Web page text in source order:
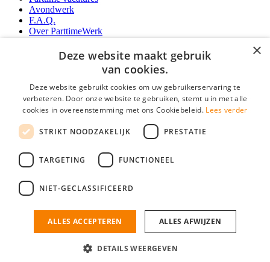
Avondwerk
F.A.Q.
Over ParttimeWerk
YoungCapital Android App
Parttime personeel
Vacature aanmelden
Partners
Social
ParttimeWerk.nl is onderdeel van YoungCapital • © 2026 • KvK nr: 34199416 •
×
Deze website maakt gebruik
van cookies.
Deze website gebruikt cookies om uw gebruikerservaring te
verbeteren. Door onze website te gebruiken, stemt u in met alle
cookies in overeenstemming met ons Cookiebeleid. Lees verder
STRIKT NOODZAKELIJK PRESTATIE
TARGETING FUNCTIONEEL
NIET-GECLASSIFICEERD
ALLES ACCEPTEREN ALLES AFWIJZEN
DETAILS WEERGEVEN